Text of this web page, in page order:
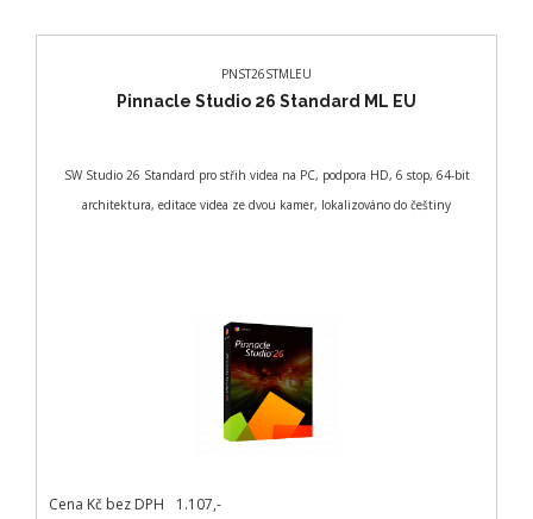
PNST26STMLEU
Pinnacle Studio 26 Standard ML EU
SW Studio 26 Standard pro střih videa na PC, podpora HD, 6 stop, 64-bit
architektura, editace videa ze dvou kamer, lokalizováno do češtiny
Cena Kč bez DPH
1.107,-